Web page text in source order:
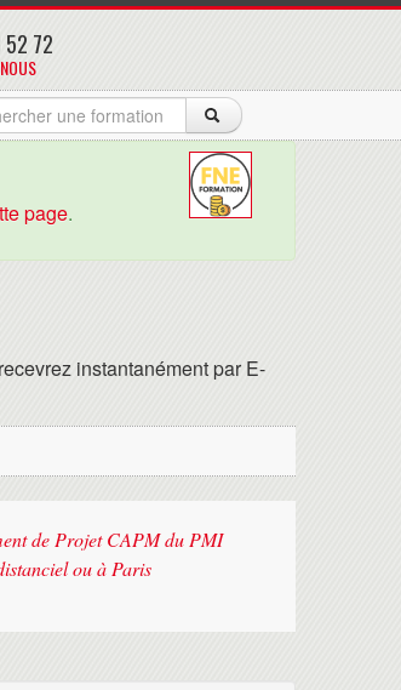
72
page.
instantanément par E-
de Projet CAPM du PMI
ou à Paris